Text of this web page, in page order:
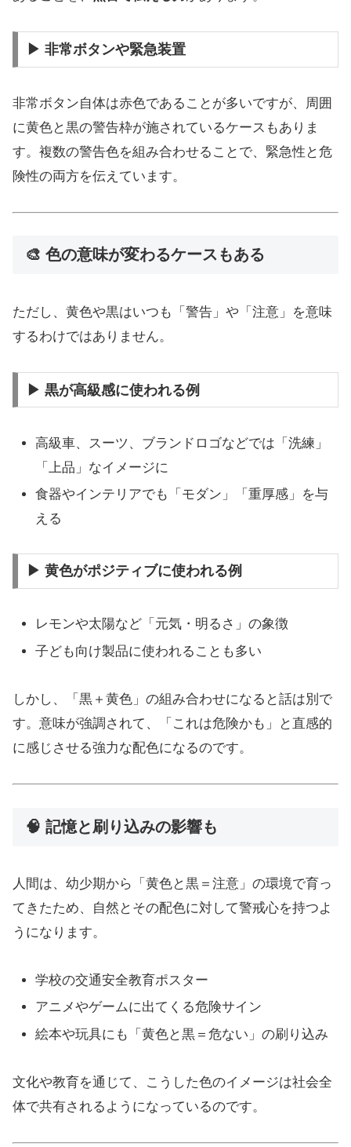
▶ 非常ボタンや緊急装置
非常ボタン自体は赤色であることが多いですが、周囲
に黄色と黒の警告枠が施されているケースもありま
す。複数の警告色を組み合わせることで、緊急性と危
険性の両方を伝えています。
🎨 色の意味が変わるケースもある
ただし、黄色や黒はいつも「警告」や「注意」を意味
するわけではありません。
▶ 黒が高級感に使われる例
高級車、スーツ、ブランドロゴなどでは「洗練」
「上品」なイメージに
食器やインテリアでも「モダン」「重厚感」を与
える
▶ 黄色がポジティブに使われる例
レモンや太陽など「元気・明るさ」の象徴
子ども向け製品に使われることも多い
しかし、「黒＋黄色」の組み合わせになると話は別で
す。意味が強調されて、「これは危険かも」と直感的
に感じさせる強力な配色になるのです。
🧠 記憶と刷り込みの影響も
人間は、幼少期から「黄色と黒＝注意」の環境で育っ
てきたため、自然とその配色に対して警戒心を持つよ
うになります。
学校の交通安全教育ポスター
アニメやゲームに出てくる危険サイン
絵本や玩具にも「黄色と黒＝危ない」の刷り込み
文化や教育を通じて、こうした色のイメージは社会全
体で共有されるようになっているのです。